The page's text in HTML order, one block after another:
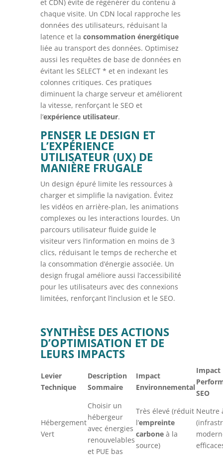
et CDN) évite de régénérer du contenu à
chaque visite. Un CDN local rapproche les
données des utilisateurs, réduisant la
latence et la consommation énergétique
liée au transport des données. Optimisez
aussi les requêtes de base de données en
évitant les SELECT * et en indexant les
colonnes critiques. Ces pratiques
diminuent la charge serveur et améliorent
la vitesse, renforçant le SEO et
l’expérience utilisateur.
PENSER LE DESIGN ET
L’EXPÉRIENCE
UTILISATEUR (UX) DE
MANIÈRE FRUGALE
Un design épuré limite les ressources à
charger et simplifie la navigation. Évitez
les vidéos en arrière-plan, les animations
complexes ou les interactions lourdes. Un
parcours utilisateur fluide guide le
visiteur vers l’information en moins de 3
clics, réduisant le temps de recherche et
la consommation d’énergie associée. Un
design frugal améliore aussi l’accessibilité
pour les utilisateurs avec des connexions
limitées, renforçant l’inclusion et le SEO.
SYNTHÈSE DES ACTIONS
D’OPTIMISATION ET DE
LEURS IMPACTS
Levier
Technique
Description
Sommaire
Impact
Environnemental
Impact
SEO
Hébergement
Vert
Choisir un
hébergeur
avec énergies
renouvelables
et PUE bas
Très élevé (réduit
l’empreinte
carboneà la
source)
Neutre